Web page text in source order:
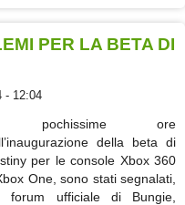
PER LA BETA DI
- 12:04
pochissime ore
della beta di
per le console Xbox 360
One, sono stati segnalati,
forum ufficiale di Bungie,